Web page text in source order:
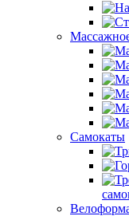
Самокаты